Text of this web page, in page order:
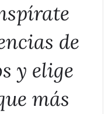
de
y elige
más